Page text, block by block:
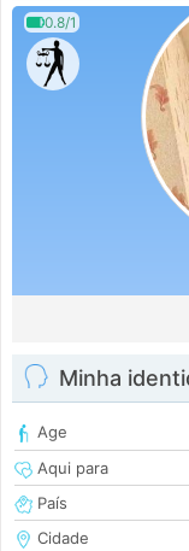
0.8/1
Minha
Age
Aqui para
País
Cidade